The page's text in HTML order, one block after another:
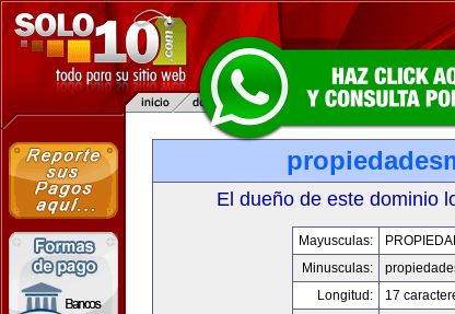
El dueño de este dominio
Mayusculas:
Minusculas:
Longitud:
17